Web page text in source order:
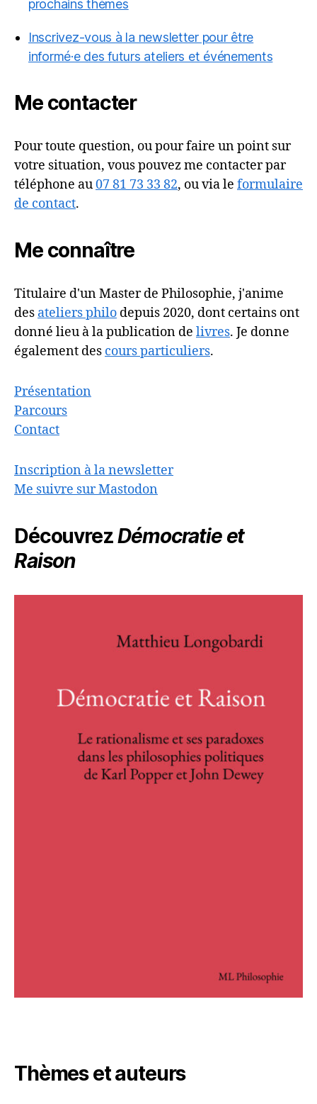
prochains thèmes
Inscrivez-vous à la newsletter pour être
informé·e des futurs ateliers et événements
Me contacter
Pour toute question, ou pour faire un point sur
votre situation, vous pouvez me contacter par
téléphone au07 81 73 33 82, ou via le formulaire
de contact.
Me connaître
Titulaire d'un Master de Philosophie, j'anime
des ateliers philo depuis 2020, dont certains ont
donné lieu à la publication de livres. Je donne
également des cours particuliers.
Présentation
Parcours
Contact
Inscription à la newsletter
Me suivre sur Mastodon
DécouvrezDémocratie et
Raison
Thèmes et auteurs